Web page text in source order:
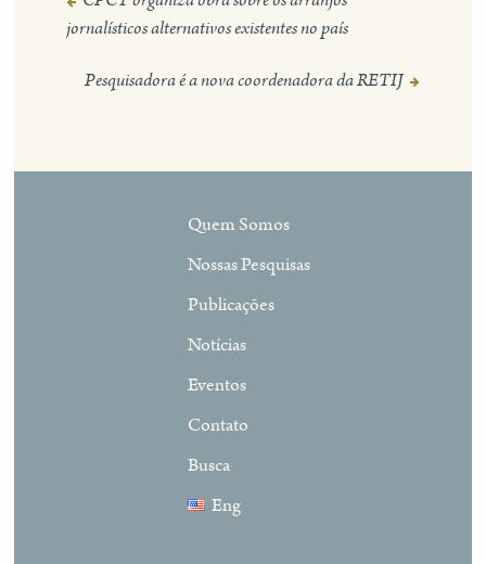
Navegação
de
Post
jornalísticos alternativos existentes no país
Pesquisadora é a nova coordenadora da RETIJ
Quem Somos
Nossas Pesquisas
Publicações
Notícias
Eventos
Contato
Busca
Eng